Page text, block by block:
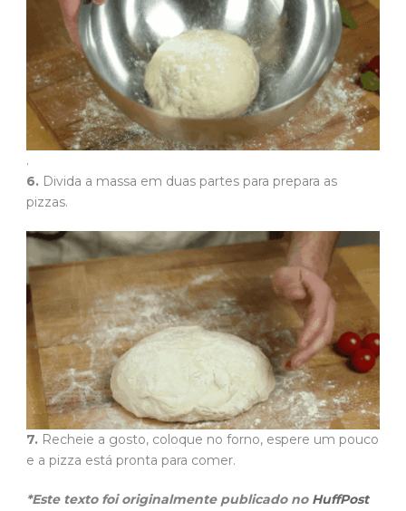
.
6. Divida a massa em duas partes para prepara as
pizzas.
7. Recheie a gosto, coloque no forno, espere um pouco
e a pizza está pronta para comer.
*Este texto foi originalmente publicado no HuffPost